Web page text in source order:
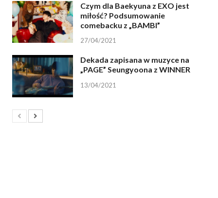
Czym dla Baekyuna z EXO jest
miłość? Podsumowanie
comebacku z „BAMBI”
27/04/2021
Dekada zapisana w muzyce na
„PAGE” Seungyoona z WINNER
13/04/2021